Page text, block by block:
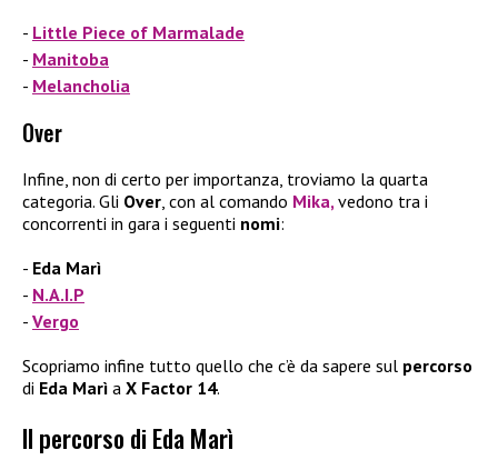
Little Piece of Marmalade
Manitoba
Melancholia
Over
Infine, non di certo per importanza, troviamo la quarta
categoria. Gli Over , con al comando Mika, vedono tra i
concorrenti in gara i seguenti nomi:
Eda Marì
N.A.I.P
Vergo
Scopriamo infine tutto quello che c’è da sapere sul percorso
di Eda Marì a X Factor 14.
Il percorso di Eda Marì